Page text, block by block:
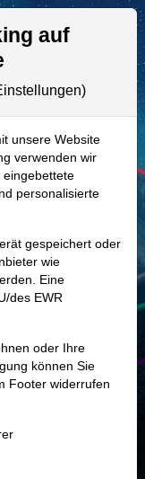
und Artikelsuche
Mrd. USD
Mio. USD
auf
unsere Website
verwenden wir
personalisierte
gespeichert oder
wie
Eine
des EWR
oder Ihre
können Sie
Footer widerrufen